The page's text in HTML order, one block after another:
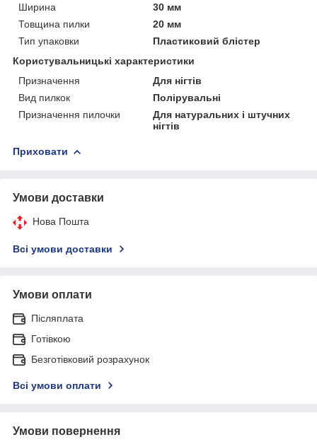
Ширина
30 мм
Товщина пилки
20 мм
Тип упаковки
Пластиковий блістер
Користувальницькі характеристики
Призначення
Для нігтів
Вид пилкок
Полірувальні
Призначення пилочки
Для натуральних і штучних
нігтів
Приховати
Умови доставки
Нова Пошта
Всі умови доставки
Умови оплати
Післяплата
Готівкою
Безготівковий розрахунок
Всі умови оплати
Умови повернення